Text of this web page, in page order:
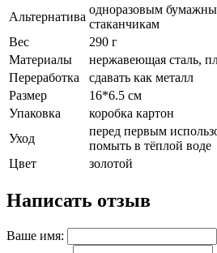
Альтернатива
одноразовым
стаканчикам
Вес
290 г
Материалы
нержавеющая сталь,
Переработка
сдавать как металл
Размер
16*6.5 см
Упаковка
коробка картон
Уход
перед первым
помыть в тёплой воде
Цвет
золотой
Написать отзыв
Ваше имя: